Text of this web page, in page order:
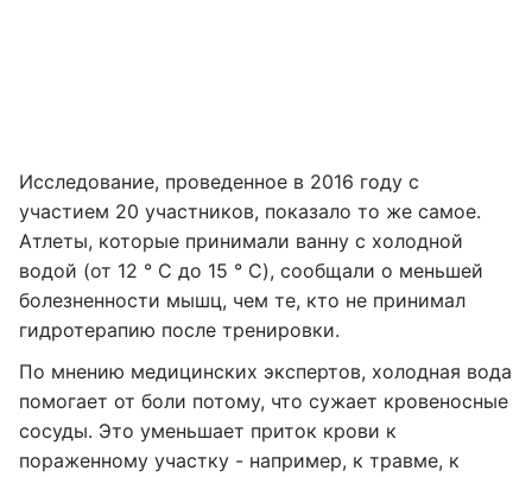
Исследование, проведенное в 2016 году с
участием 20 участников, показало то же самое.
Атлеты, которые принимали ванну с холодной
водой (от 12 ° C до 15 ° C), сообщали о меньшей
болезненности мышц, чем те, кто не принимал
гидротерапию после тренировки.
По мнению медицинских экспертов, холодная вода
помогает от боли потому, что сужает кровеносные
сосуды. Это уменьшает приток крови к
пораженному участку - например, к травме, к